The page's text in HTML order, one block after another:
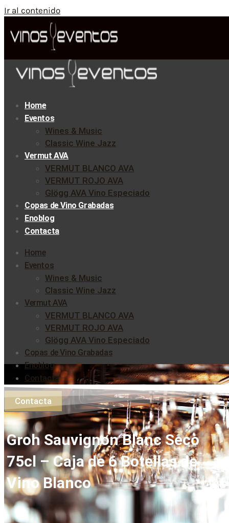
Ir al contenido
Home
Eventos
Wines & Music
Classic Wine Jazz
Vermut AVA
VERMUT BLANCO AVA
VERMUT ROJO AVA
Glögg AVA Vino Especiado
Copas de Vino Grabadas
Enoblog
Contacta
Home
Eventos
Wines & Music
Classic Wine Jazz
Vermut AVA
VERMUT BLANCO AVA
VERMUT ROJO AVA
Glögg AVA Vino Especiado
Copas de Vino Grabadas
Enoblog
Contacta
Contacta
Groh Sauvignon Blanc Seco
75cl – Caja de 6 Botellas de
Vino Blanco